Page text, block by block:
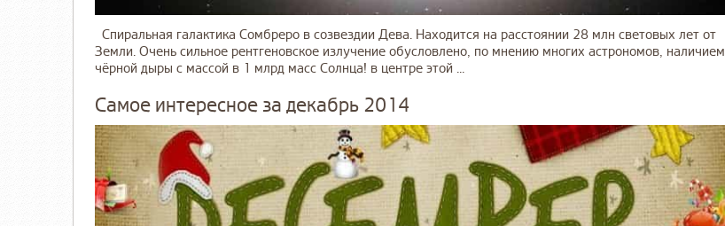
Спиральная галактика Сомбреро в созвездии Дева. Находится на расстоянии 28 млн световых лет от
Земли. Очень сильное рентгеновское излучение обусловлено, по мнению многих астрономов, наличием
чёрной дыры с массой в 1 млрд масс Солнца! в центре этой ...
Самое интересное за декабрь 2014